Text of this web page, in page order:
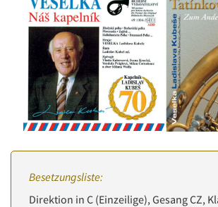
Besetzungsliste:
Direktion in C (Einzeilige), Gesang CZ,